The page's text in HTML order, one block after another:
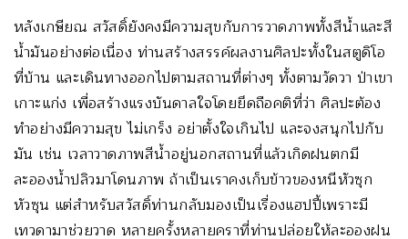
หลังเกษียณ สวัสดิ์ยังคงมีความสุขกับการวาดภาพทั้งสีน้ำและสี
น้ำมันอย่างต่อเนื่อง ท่านสร้างสรรค์ผลงานศิลปะทั้งในสตูดิโอ
ที่บ้าน และเดินทางออกไปตามสถานที่ต่างๆ ทั้งตามวัดวา ป่าเขา
เกาะแก่ง เพื่อสร้างแรงบันดาลใจโดยยึดถือคติที่ว่า ศิลปะต้อง
ทำอย่างมีความสุข ไม่เกร็ง อย่าตั้งใจเกินไป และจงสนุกไปกับ
มัน เช่น เวลาวาดภาพสีน้ำอยู่นอกสถานที่แล้วเกิดฝนตกมี
ละอองน้ำปลิวมาโดนภาพ ถ้าเป็นเราคงเก็บข้าวของหนีหัวซุก
หัวซุน แต่สำหรับสวัสดิ์ท่านกลับมองเป็นเรื่องแฮปปี้เพราะมี
เทวดามาช่วยวาด หลายครั้งหลายคราที่ท่านปล่อยให้ละอองฝน